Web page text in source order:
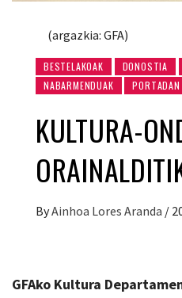
(argazkia: GFA)
BESTELAKOAK DONOSTIA
NABARMENDUAK
PORTADAN
KULTURA-
ByAinhoa Lores Aranda /
GFAko Kultura